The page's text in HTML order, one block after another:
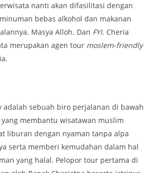
nanti akan difasilitasi dengan
bebas alkohol dan makanan
Masya Alloh. Dan FYI. Cheria
merupakan agen tour moslem-friendly
adalah sebuah biro perjalanan di bawah
yang membantu wisatawan muslim
liburan dengan nyaman tanpa alpa
serta memberi kemudahan dalam hal
yang halal. Pelopor tour pertama di